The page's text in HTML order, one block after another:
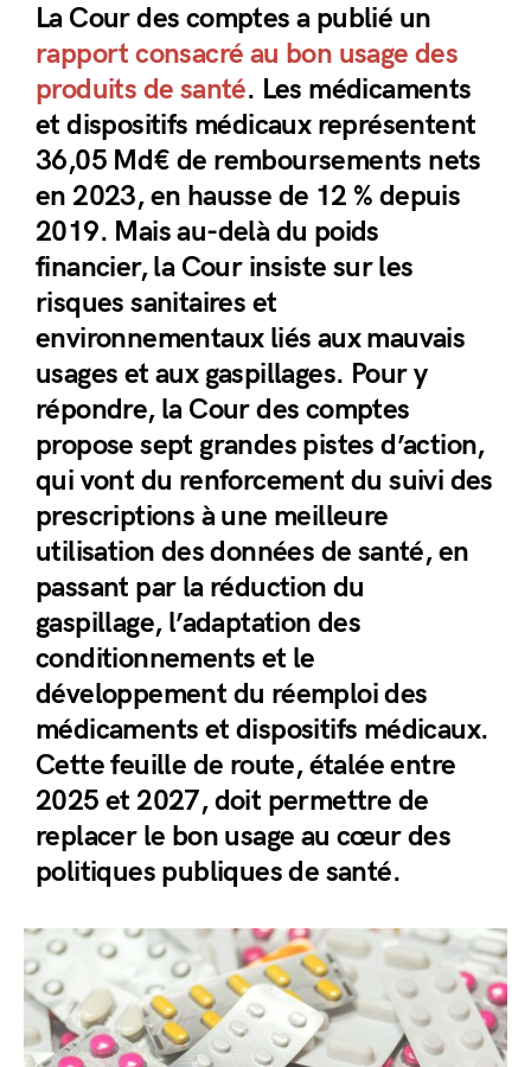
La Cour des comptes a publié un
rapport consacré au bon usage des
produits de santé. Les médicaments
et dispositifs médicaux représentent
36,05 Md€ de remboursements nets
en 2023, en hausse de 12 % depuis
2019. Mais au-delà du poids
financier, la Cour insiste sur les
risques sanitaires et
environnementaux liés aux mauvais
usages et aux gaspillages. Pour y
répondre, la Cour des comptes
propose sept grandes pistes d’action,
qui vont du renforcement du suivi des
prescriptions à une meilleure
utilisation des données de santé, en
passant par la réduction du
gaspillage, l’adaptation des
conditionnements et le
développement du réemploi des
médicaments et dispositifs médicaux.
Cette feuille de route, étalée entre
2025 et 2027, doit permettre de
replacer le bon usage au cœur des
politiques publiques de santé.